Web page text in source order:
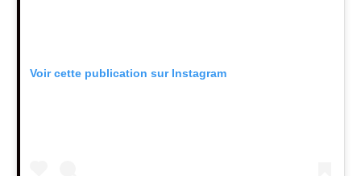
Voir cette publication sur Instagram